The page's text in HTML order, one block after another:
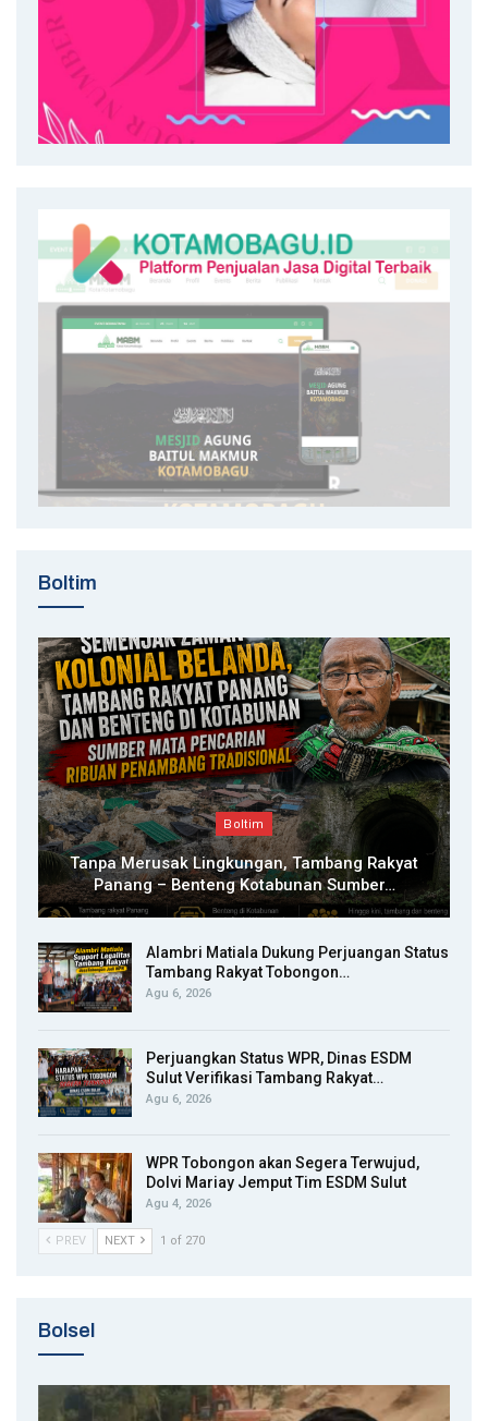
Boltim
Boltim
Tanpa Merusak Lingkungan, Tambang Rakyat
Panang – Benteng Kotabunan Sumber…
Alambri Matiala Dukung Perjuangan Status
Tambang Rakyat Tobongon…
Agu 6, 2026
Perjuangkan Status WPR, Dinas ESDM
Sulut Verifikasi Tambang Rakyat…
Agu 6, 2026
WPR Tobongon akan Segera Terwujud,
Dolvi Mariay Jemput Tim ESDM Sulut
Agu 4, 2026
PREV NEXT 1 of 270
Bolsel